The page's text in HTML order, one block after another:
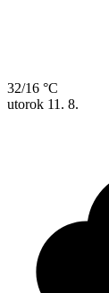
32/16 °C
utorok 11. 8.